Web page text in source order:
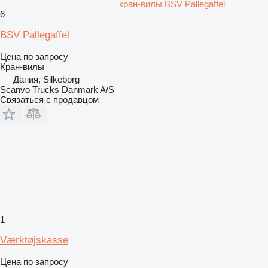
кран-вилы BSV Pallegaffel
6
BSV Pallegaffel
Цена по запросу
Кран-вилы
Дания, Silkeborg
Scanvo Trucks Danmark A/S
Связаться с продавцом
1
Værktøjskasse
Цена по запросу